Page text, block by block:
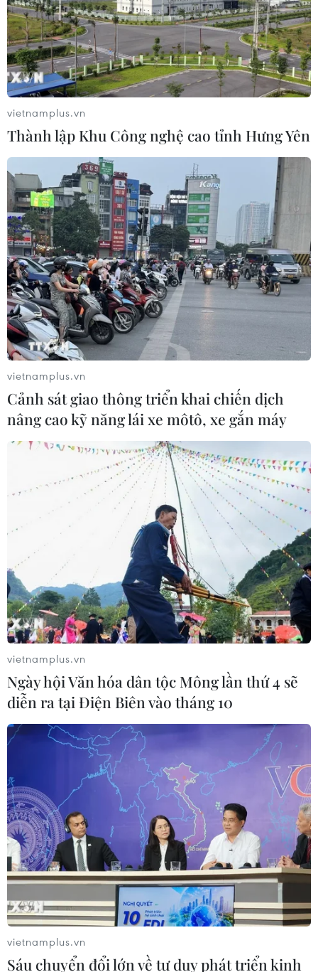
TIN CÙNG CHUYÊN MỤC
Cần Thơ thúc đẩy hợp tác du lịch với
đối tác Hàn Quốc
07/08/2026 12:46
vietnamplus.vn
Thành lập Khu Công nghệ cao tỉnh Hưng Yên
vietnamplus.vn
Cảnh sát giao thông triển khai chiến dịch
nâng cao kỹ năng lái xe môtô, xe gắn máy
vietnamplus.vn
Ngày hội Văn hóa dân tộc Mông lần thứ 4 sẽ
diễn ra tại Điện Biên vào tháng 10
vietnamplus.vn
Sáu chuyển đổi lớn về tư duy phát triển kinh